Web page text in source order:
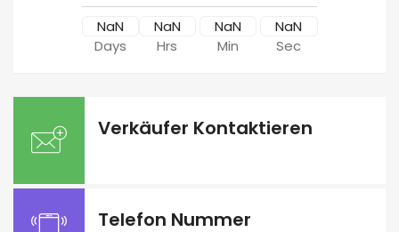
NaN
Days
NaN
Hrs
NaN
Min
NaN
Sec
Verkäufer Kontaktieren
Telefon Nummer